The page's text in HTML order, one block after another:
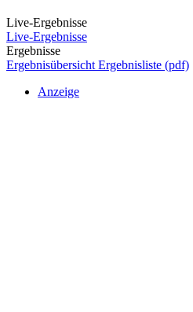
Live-Ergebnisse
Live-Ergebnisse
Ergebnisse
Ergebnisübersicht Ergebnisliste (pdf)
Anzeige